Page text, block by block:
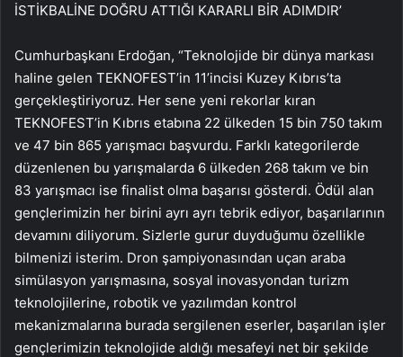
İSTİKBALİNE DOĞRU ATTIĞI KARARLI BİR ADIMDIR’
Cumhurbaşkanı Erdoğan, “Teknolojide bir dünya markası
haline gelen TEKNOFEST’in 11’incisi Kuzey Kıbrıs’ta
gerçekleştiriyoruz. Her sene yeni rekorlar kıran
TEKNOFEST’in Kıbrıs etabına 22 ülkeden 15 bin 750 takım
ve 47 bin 865 yarışmacı başvurdu. Farklı kategorilerde
düzenlenen bu yarışmalarda 6 ülkeden 268 takım ve bin
83 yarışmacı ise finalist olma başarısı gösterdi. Ödül alan
gençlerimizin her birini ayrı ayrı tebrik ediyor, başarılarının
devamını diliyorum. Sizlerle gurur duyduğumu özellikle
bilmenizi isterim. Dron şampiyonasından uçan araba
simülasyon yarışmasına, sosyal inovasyondan turizm
teknolojilerine, robotik ve yazılımdan kontrol
mekanizmalarına burada sergilenen eserler, başarılan işler
gençlerimizin teknolojide aldığı mesafeyi net bir şekilde